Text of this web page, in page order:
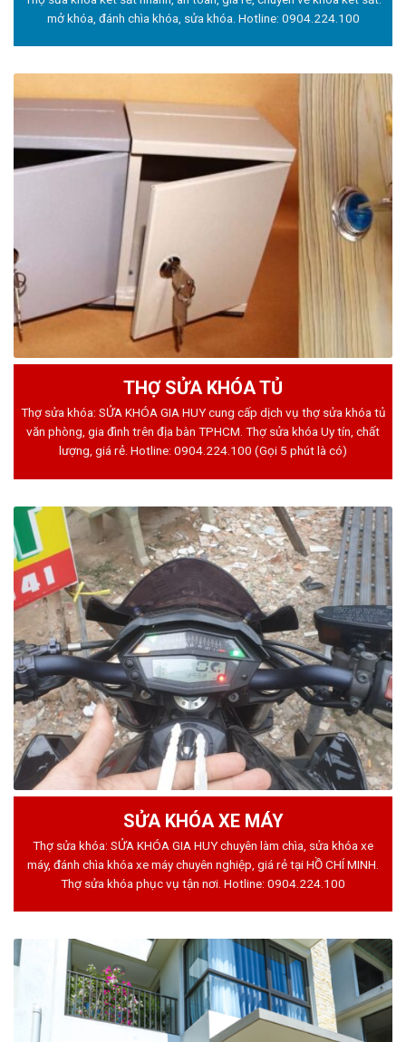
mở khóa, đánh chìa khóa, sửa khóa. Hotline: 0904.224.100
THỢ SỬA KHÓA TỦ
Thợ sửa khóa: SỬA KHÓA GIA HUY cung cấp dịch vụ thợ sửa khóa tủ
văn phòng, gia đình trên địa bàn TPHCM. Thợ sửa khóa Uy tín, chất
lượng, giá rẻ. Hotline: 0904.224.100 (Gọi 5 phút là có)
SỬA KHÓA XE MÁY
Thợ sửa khóa: SỬA KHÓA GIA HUY chuyên làm chìa, sửa khóa xe
máy, đánh chìa khóa xe máy chuyên nghiệp, giá rẻ tại HỒ CHÍ MINH.
Thợ sửa khóa phục vụ tận nơi. Hotline: 0904.224.100